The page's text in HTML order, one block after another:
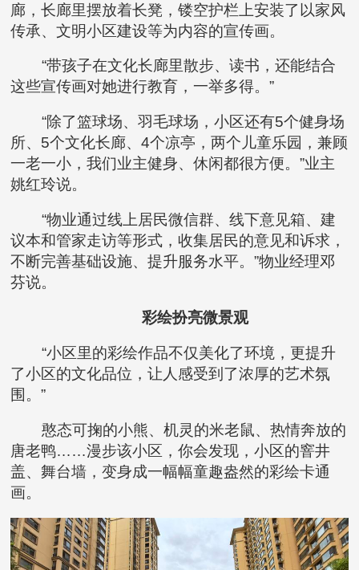
廊，长廊里摆放着长凳，镂空护栏上安装了以家风
传承、文明小区建设等为内容的宣传画。
“带孩子在文化长廊里散步、读书，还能结合
这些宣传画对她进行教育，一举多得。”
“除了篮球场、羽毛球场，小区还有5个健身场
所、5个文化长廊、4个凉亭，两个儿童乐园，兼顾
一老一小，我们业主健身、休闲都很方便。”业主
姚红玲说。
“物业通过线上居民微信群、线下意见箱、建
议本和管家走访等形式，收集居民的意见和诉求，
不断完善基础设施、提升服务水平。”物业经理邓
芬说。
彩绘扮亮微景观
“小区里的彩绘作品不仅美化了环境，更提升
了小区的文化品位，让人感受到了浓厚的艺术氛
围。”
憨态可掬的小熊、机灵的米老鼠、热情奔放的
唐老鸭……漫步该小区，你会发现，小区的窨井
盖、舞台墙，变身成一幅幅童趣盎然的彩绘卡通
画。